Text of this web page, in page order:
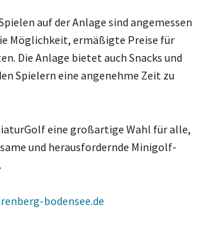
auf der Anlage sind angemessen
Möglichkeit, ermäßigte Preise für
Die Anlage bietet auch Snacks und
Spielern eine angenehme Zeit zu
eine großartige Wahl für alle,
und herausfordernde Minigolf-
bodensee.de